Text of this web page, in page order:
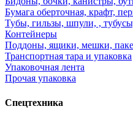
Бумага оберточная, крафт,
Тубы, гильзы, шпули, ,
Контейнеры
Поддоны, ящики, мешки,
Транспортная тара и упаковка
Упаковочная лента
Прочая упаковка
Спецтехника